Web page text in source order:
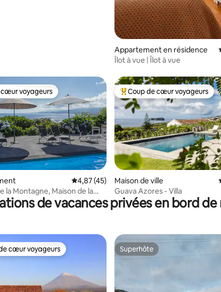
Appartement en résidence
Îlot à vue | Îlot à vue
base de 113 commentaires : 4,92 sur 5
cœur voyageurs
voyageurs
Évaluation moyenne sur la base de 45
4,87 (45)
la Montagne, Maison de la
Coups de cœur voyageurs les
Coup de cœur voyageurs
Maison de ville
Guava Azores - Villa
de vacances privées en bord de
cœur voyageurs les plus appréciés
cœur voyageurs Superhôte
Superhôte